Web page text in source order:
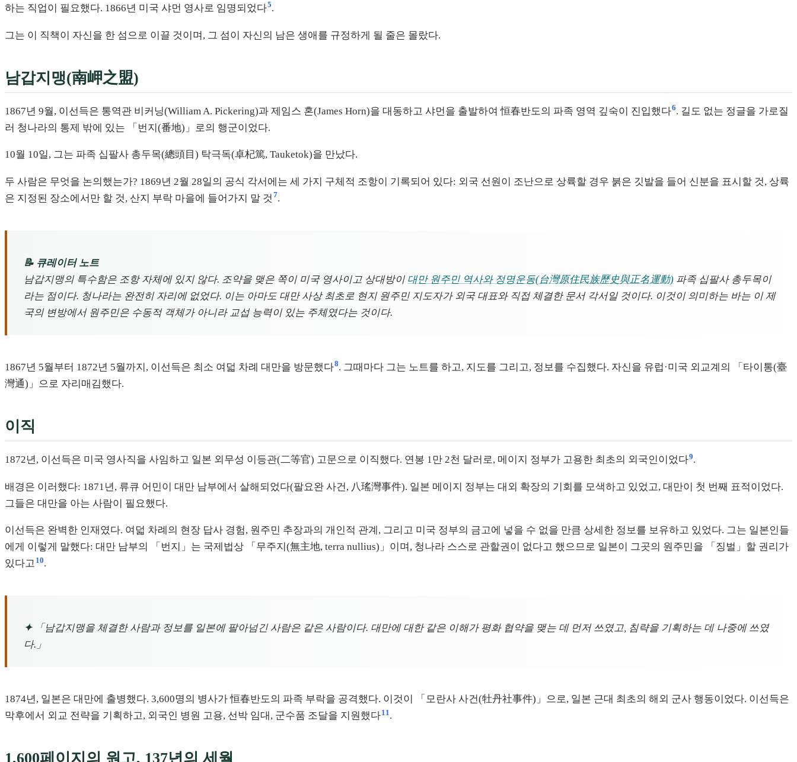
하는 직업이 필요했다. 1866년 미국 샤먼 영사로 임명되었다5.
그는 이 직책이 자신을 한 섬으로 이끌 것이며, 그 섬이 자신의 남은 생애를 규정하게 될 줄은 몰랐다.
남갑지맹(南岬之盟)
1867년 9월, 이선득은 통역관 비커닝(William A. Pickering)과 제임스 혼(James Horn)을 대동하고 샤먼을 출발하여 恒春반도의 파족 영역 깊숙이 진입했다6. 길도 없는 정글을 가로질
러 청나라의 통제 밖에 있는 「번지(番地)」로의 행군이었다.
10월 10일, 그는 파족 십팔사 총두목(總頭目) 탁극독(卓杞篤, Tauketok)을 만났다.
두 사람은 무엇을 논의했는가? 1869년 2월 28일의 공식 각서에는 세 가지 구체적 조항이 기록되어 있다: 외국 선원이 조난으로 상륙할 경우 붉은 깃발을 들어 신분을 표시할 것, 상륙
은 지정된 장소에서만 할 것, 산지 부락 마을에 들어가지 말 것 7.
📝 큐레이터 노트
남갑지맹의 특수함은 조항 자체에 있지 않다. 조약을 맺은 쪽이 미국 영사이고 상대방이 대만 원주민 역사와 정명운동(台灣原住民族歷史與正名運動) 파족 십팔사 총두목이
라는 점이다. 청나라는 완전히 자리에 없었다. 이는 아마도 대만 사상 최초로 현지 원주민 지도자가 외국 대표와 직접 체결한 문서 각서일 것이다. 이것이 의미하는 바는 이 제
국의 변방에서 원주민은 수동적 객체가 아니라 교섭 능력이 있는 주체였다는 것이다.
1867년 5월부터 1872년 5월까지, 이선득은 최소 여덟 차례 대만을 방문했다8. 그때마다 그는 노트를 하고, 지도를 그리고, 정보를 수집했다. 자신을 유럽·미국 외교계의 「타이통(臺
灣通)」으로 자리매김했다.
이직
1872년, 이선득은 미국 영사직을 사임하고 일본 외무성 이등관(二等官) 고문으로 이직했다. 연봉 1만 2천 달러로, 메이지 정부가 고용한 최초의 외국인이었다9.
배경은 이러했다: 1871년, 류큐 어민이 대만 남부에서 살해되었다(팔요완 사건, 八瑤灣事件). 일본 메이지 정부는 대외 확장의 기회를 모색하고 있었고, 대만이 첫 번째 표적이었다.
그들은 대만을 아는 사람이 필요했다.
이선득은 완벽한 인재였다. 여덟 차례의 현장 답사 경험, 원주민 추장과의 개인적 관계, 그리고 미국 정부의 금고에 넣을 수 없을 만큼 상세한 정보를 보유하고 있었다. 그는 일본인들
에게 이렇게 말했다: 대만 남부의 「번지」는 국제법상 「무주지(無主地, terra nullius)」이며, 청나라 스스로 관할권이 없다고 했으므로 일본이 그곳의 원주민을 「징벌」할 권리가
있다고 10.
✦「남갑지맹을 체결한 사람과 정보를 일본에 팔아넘긴 사람은 같은 사람이다. 대만에 대한 같은 이해가 평화 협약을 맺는 데 먼저 쓰였고, 침략을 기획하는 데 나중에 쓰였
다.」
1874년, 일본은 대만에 출병했다. 3,600명의 병사가 恒春반도의 파족 부락을 공격했다. 이것이 「모란사 사건(牡丹社事件)」으로, 일본 근대 최초의 해외 군사 행동이었다. 이선득은
막후에서 외교 전략을 기획하고, 외국인 병원 고용, 선박 임대, 군수품 조달을 지원했다11 .
1,600페이지의 원고, 137년의 세월